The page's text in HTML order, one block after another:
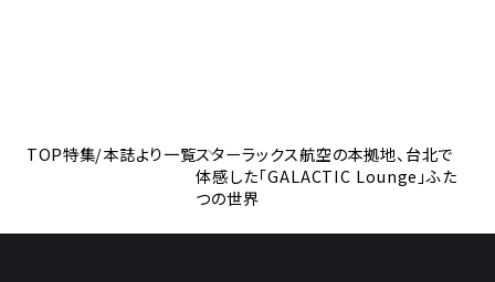
TOP特集/本誌より一覧スターラックス航空の本拠地、台北で
体感した「GALACTIC Lounge」ふた
つの世界